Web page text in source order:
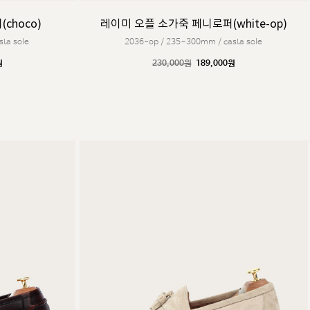
(choco)
sole
레이미 오플 소가죽 페니로퍼(white-op)
2036-op / 235~300mm / casta sole
230,000원 189,000원